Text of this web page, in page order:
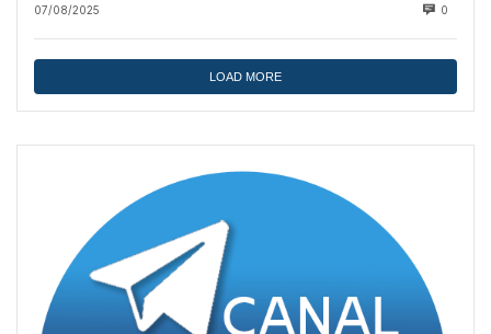
07/08/2025 0
LOAD MORE